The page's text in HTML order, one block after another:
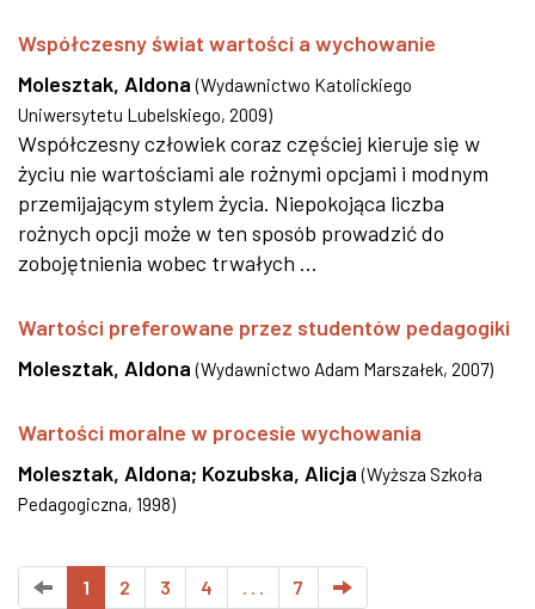
Współczesny świat wartości a wychowanie
Molesztak, Aldona (Wydawnictwo Katolickiego
Uniwersytetu Lubelskiego, 2009)
Współczesny człowiek coraz częściej kieruje się w
życiu nie wartościami ale rożnymi opcjami i modnym
przemijającym stylem życia. Niepokojąca liczba
rożnych opcji może w ten sposób prowadzić do
zobojętnienia wobec trwałych ...
Wartości preferowane przez studentów pedagogiki
Molesztak, Aldona (Wydawnictwo Adam Marszałek, 2007)
Wartości moralne w procesie wychowania
Molesztak, Aldona; Kozubska, Alicja (Wyższa Szkoła
Pedagogiczna, 1998)
1 2 3 4 . . . 7